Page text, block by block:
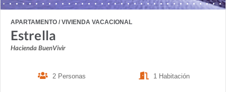
APARTAMENTO / VIVIENDA VACACIONAL
Estrella
Hacienda BuenVivir
2 Personas 1 Habitación